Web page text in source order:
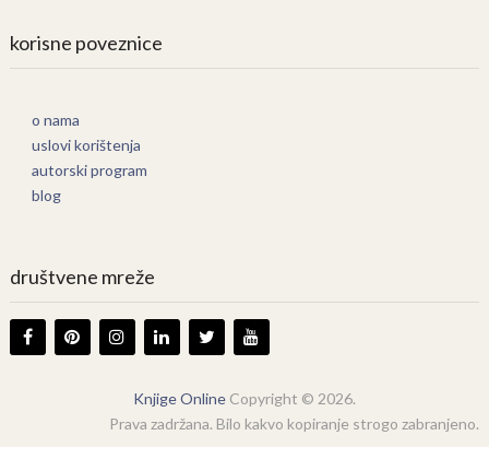
korisne poveznice
o nama
uslovi korištenja
autorski program
blog
društvene mreže
Knjige OnlineCopyright © 2026.
Prava zadržana. Bilo kakvo kopiranje strogo zabranjeno.